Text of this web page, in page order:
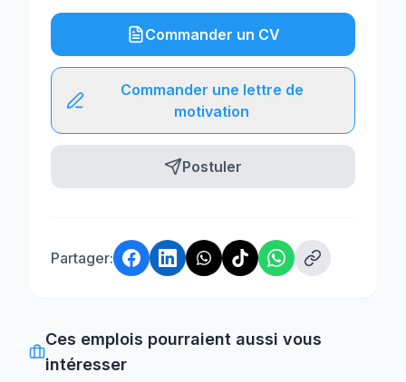
Commander un CV
Commander une lettre de
motivation
Postuler
Partager:
Ces emplois pourraient aussi vous
intéresser